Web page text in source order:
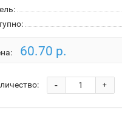
60.70 р.
+
-